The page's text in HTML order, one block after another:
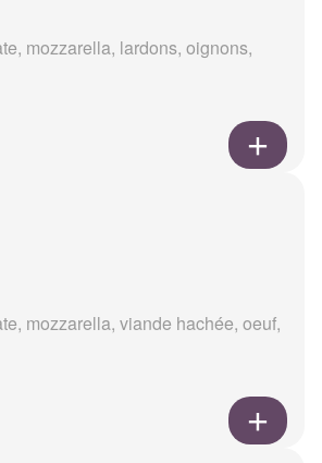
mozzarella, lardons, oignons,
mozzarella, viande hachée, oeuf,